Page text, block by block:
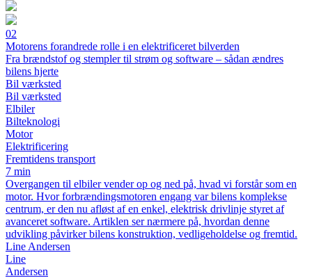
02
Motorens forandrede rolle i en elektrificeret bilverden
Fra brændstof og stempler til strøm og software – sådan ændres
bilens hjerte
Bil værksted
Bil værksted
Elbiler
Bilteknologi
Motor
Elektrificering
Fremtidens transport
7 min
Overgangen til elbiler vender op og ned på, hvad vi forstår som en
motor. Hvor forbrændingsmotoren engang var bilens komplekse
centrum, er den nu afløst af en enkel, elektrisk drivlinje styret af
avanceret software. Artiklen ser nærmere på, hvordan denne
udvikling påvirker bilens konstruktion, vedligeholdelse og fremtid.
Line Andersen
Line
Andersen